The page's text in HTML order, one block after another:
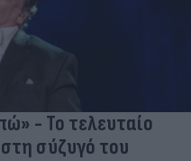
- Το τελευταίο
σύζυγό του